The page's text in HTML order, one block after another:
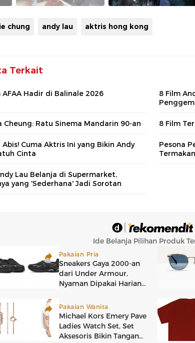
chung andy lau aktris hong kong
Terkait
AFAA Hadir di Balinale 2026
8 Film
Cheung: Ratu Sinema Mandarin 90-an 8 Film
Abis! Cuma Aktris Ini yang Bikin Andy
Cinta
Pesona
Lau Belanja di Supermarket,
yang 'Sederhana' Jadi Sorotan